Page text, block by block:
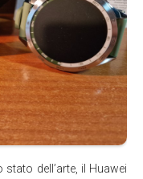
dell’arte, il Huawei